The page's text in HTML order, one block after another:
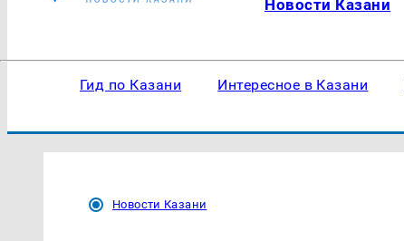
Новости Казани
Гид по Казани Интересное в Казани
Новости Казани